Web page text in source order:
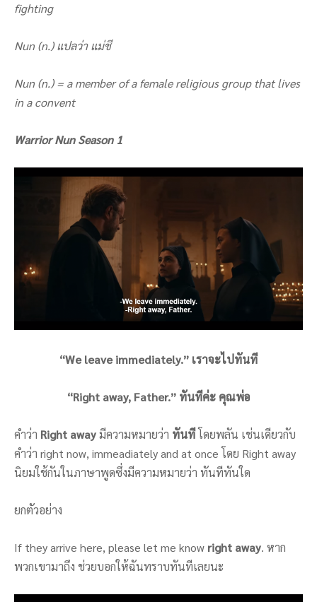
fighting
Nun (n.) แปลว่า แม่ชี
Nun (n.) = a member of a female religious group that lives
in a convent
Warrior Nun Season 1
“We leave immediately.” เราจะไปทันที
“Right away, Father.” ทันทีค่ะ คุณพ่อ
คำว่า Right awayมีความหมายว่า ทันทีโดยพลัน เช่นเดียวกับ
คำว่า right now, immeadiately and at once โดย Right away
นิยมใช้กันในภาษาพูดซึ่งมีความหมายว่า ทันทีทันใด
ยกตัวอย่าง
If they arrive here, please let me know right away. หาก
พวกเขามาถึง ช่วยบอกให้ฉันทราบทันทีเลยนะ